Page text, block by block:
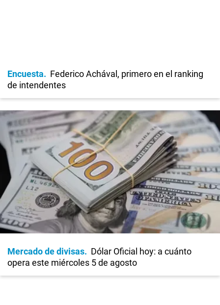
Encuesta
Federico Achával, primero en el ranking
de intendentes
Mercado de divisas
Dólar Oficial hoy: a cuánto
opera este miércoles 5 de agosto